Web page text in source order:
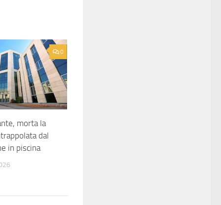
0
morta la
dal
in piscina